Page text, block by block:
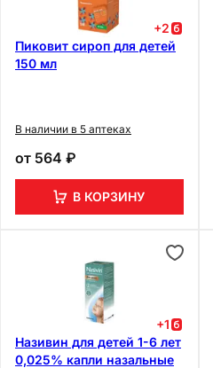
+2
Пиковит сироп для детей
150 мл
В наличии в 5 аптеках
от 564 ₽
В КОРЗИНУ
+1
Називин для детей 1-6 лет
0,025% капли назальные